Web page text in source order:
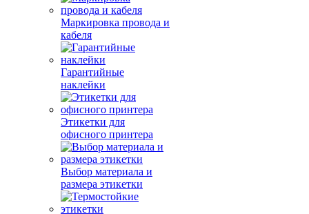
Маркировка провода и
кабеля
Гарантийные
наклейки
Этикетки для
офисного принтера
Выбор материала и
размера этикетки